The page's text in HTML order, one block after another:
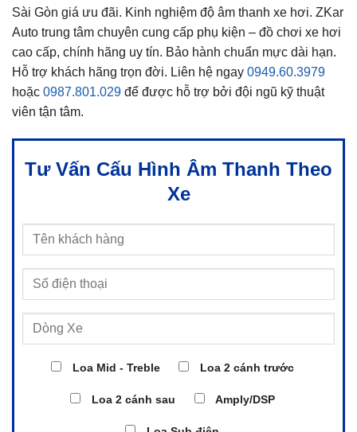
Sài Gòn giá ưu đãi. Kinh nghiệm độ âm thanh xe hơi. ZKar
Auto trung tâm chuyên cung cấp phụ kiện – đồ chơi xe hơi
cao cấp, chính hãng uy tín. Bảo hành chuẩn mực dài hạn.
Hỗ trợ khách hãng trọn đời. Liên hệ ngay 0949.60.3979
hoặc 0987.801.029 để được hỗ trợ bởi đội ngũ kỹ thuật
viên tận tâm.
Tư Vấn Cấu Hình Âm Thanh Theo
Xe
Loa Mid - Treble Loa 2 cánh trước
Loa 2 cánh sau Amply/DSP